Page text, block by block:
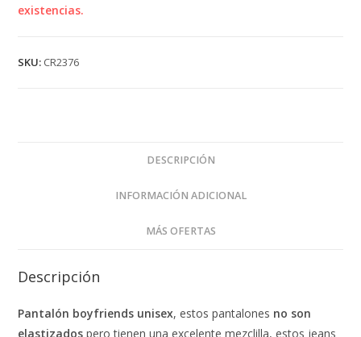
existencias.
SKU: CR2376
DESCRIPCIÓN
INFORMACIÓN ADICIONAL
MÁS OFERTAS
Descripción
Pantalón boyfriends unisex, estos pantalones no son
elastizados pero tienen una excelente mezclilla, estos jeans